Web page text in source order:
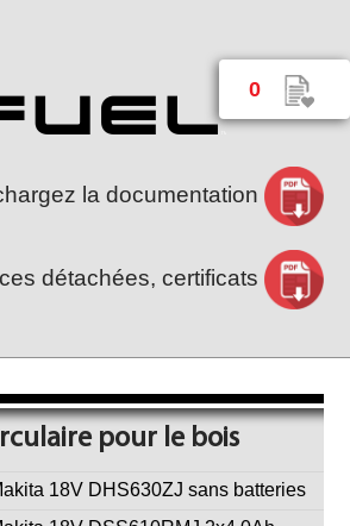
0
la documentation
détachées, certificats
pour le bois
18V DHS630ZJ sans batteries